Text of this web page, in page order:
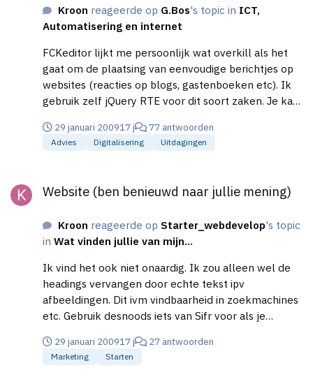
registraties?
Kroon reageerde op G.Bos's topic in ICT,
Automatisering en internet
FCKeditor lijkt me persoonlijk wat overkill als het
gaat om de plaatsing van eenvoudige berichtjes op
websites (reacties op blogs, gastenboeken etc). Ik
gebruik zelf jQuery RTE voor dit soort zaken. Je kan
tekst vet en cursief maken. Veel meer heb je
meestal niet nodig. En dan nog moet je altijd de
29 januari 200917 j 77 antwoorden
Advies Digitalisering Uitdagingen
Website (ben benieuwd naar jullie mening)
Kroon reageerde op Starter_webdevelop's topic
in Wat vinden jullie van mijn...
Ik vind het ook niet onaardig. Ik zou alleen wel de
headings vervangen door echte tekst ipv
afbeeldingen. Dit ivm vindbaarheid in zoekmachines
etc. Gebruik desnoods iets van Sifr voor als je
29 januari 200917 j 27 antwoorden
Marketing Starten